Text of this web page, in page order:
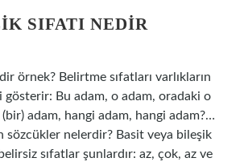
SIFATI NEDIR
örnek? Belirtme sıfatları varlıkların
gösterir: Bu adam, o adam, oradaki o
adam, hangi adam, hangi adam?…
sözcükler nelerdir? Basit veya bileşik
sıfatlar şunlardır: az, çok, az ve